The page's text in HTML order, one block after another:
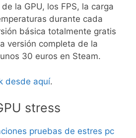
la GPU, los FPS, la carga
durante cada
básica totalmente gratis
versión completa de la
30 euros en Steam.
desde aquí.
stress